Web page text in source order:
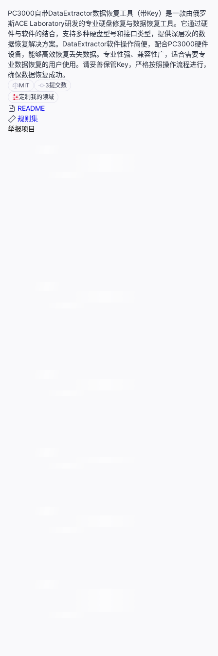
PC3000自带DataExtractor数据恢复工具（带Key）是一款由俄罗
斯ACE Laboratory研发的专业硬盘修复与数据恢复工具。它通过硬
件与软件的结合，支持多种硬盘型号和接口类型，提供深层次的数
据恢复解决方案。DataExtractor软件操作简便，配合PC3000硬件
设备，能够高效恢复丢失数据。专业性强、兼容性广，适合需要专
业数据恢复的用户使用。请妥善保管Key，严格按照操作流程进行，
确保数据恢复成功。
MIT 3提交数
定制我的领域
README
规则集
举报项目